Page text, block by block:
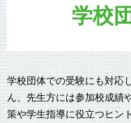
学校
学校団体での受験にも対応
ん、先生方には参加校成績
策や学生指導に役立つヒン